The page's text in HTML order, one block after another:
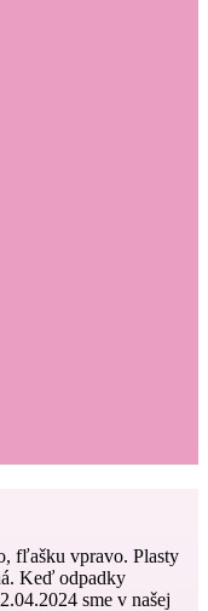
fľašku vpravo. Plasty
Keď odpadky
sme v našej